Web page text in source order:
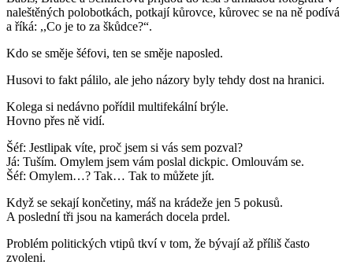
naleštěných polobotkách, potkají kůrovce, kůrovec se na ně podívá
a říká: ,,Co je to za škůdce?“.
Kdo se směje šéfovi, ten se směje naposled.
Husovi to fakt pálilo, ale jeho názory byly tehdy dost na hranici.
Kolega si nedávno pořídil multifekální brýle.
Hovno přes ně vidí.
Šéf: Jestlipak víte, proč jsem si vás sem pozval?
Já: Tuším. Omylem jsem vám poslal dickpic. Omlouvám se.
Šéf: Omylem…? Tak… Tak to můžete jít.
Když se sekají končetiny, máš na krádeže jen 5 pokusů.
A poslední tři jsou na kamerách docela prdel.
Problém politických vtipů tkví v tom, že bývají až příliš často
zvoleni.